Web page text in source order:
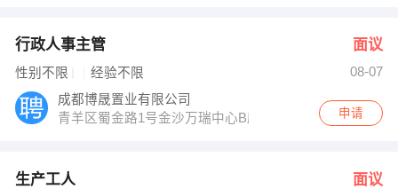
行政人事主管 面议
性别不限 经验不限
08-07
成都博晟置业有限公司
青羊区蜀金路1号金沙万瑞中心B座2101
申请
生产工人 面议